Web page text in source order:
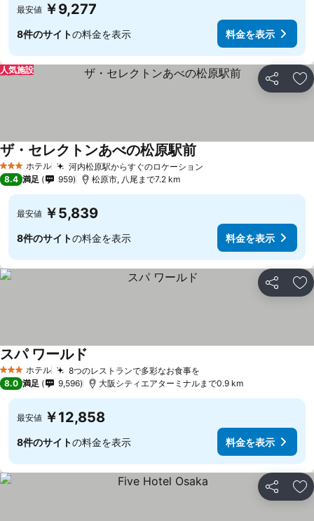
最安値 ￥9,277
8件のサイトの料金を表示 料金を表示
シェア お
人気施設
3 ホテルのランク
ホテル 河内松原駅からすぐのロケーション
ザ・セレクトンあべの松原駅前
8.4 満足 959 松原市, 八尾まで7.2 km
最安値 ￥5,839
8件のサイトの料金を表示 料金を表示
シェア お
3 ホテルのランク
ホテル 8つのレストランで多彩なお食事を
スパ ワールド
8.0 満足 9,596 大阪シティエアターミナルまで0.9 km
最安値 ￥12,858
8件のサイトの料金を表示 料金を表示
シェア お